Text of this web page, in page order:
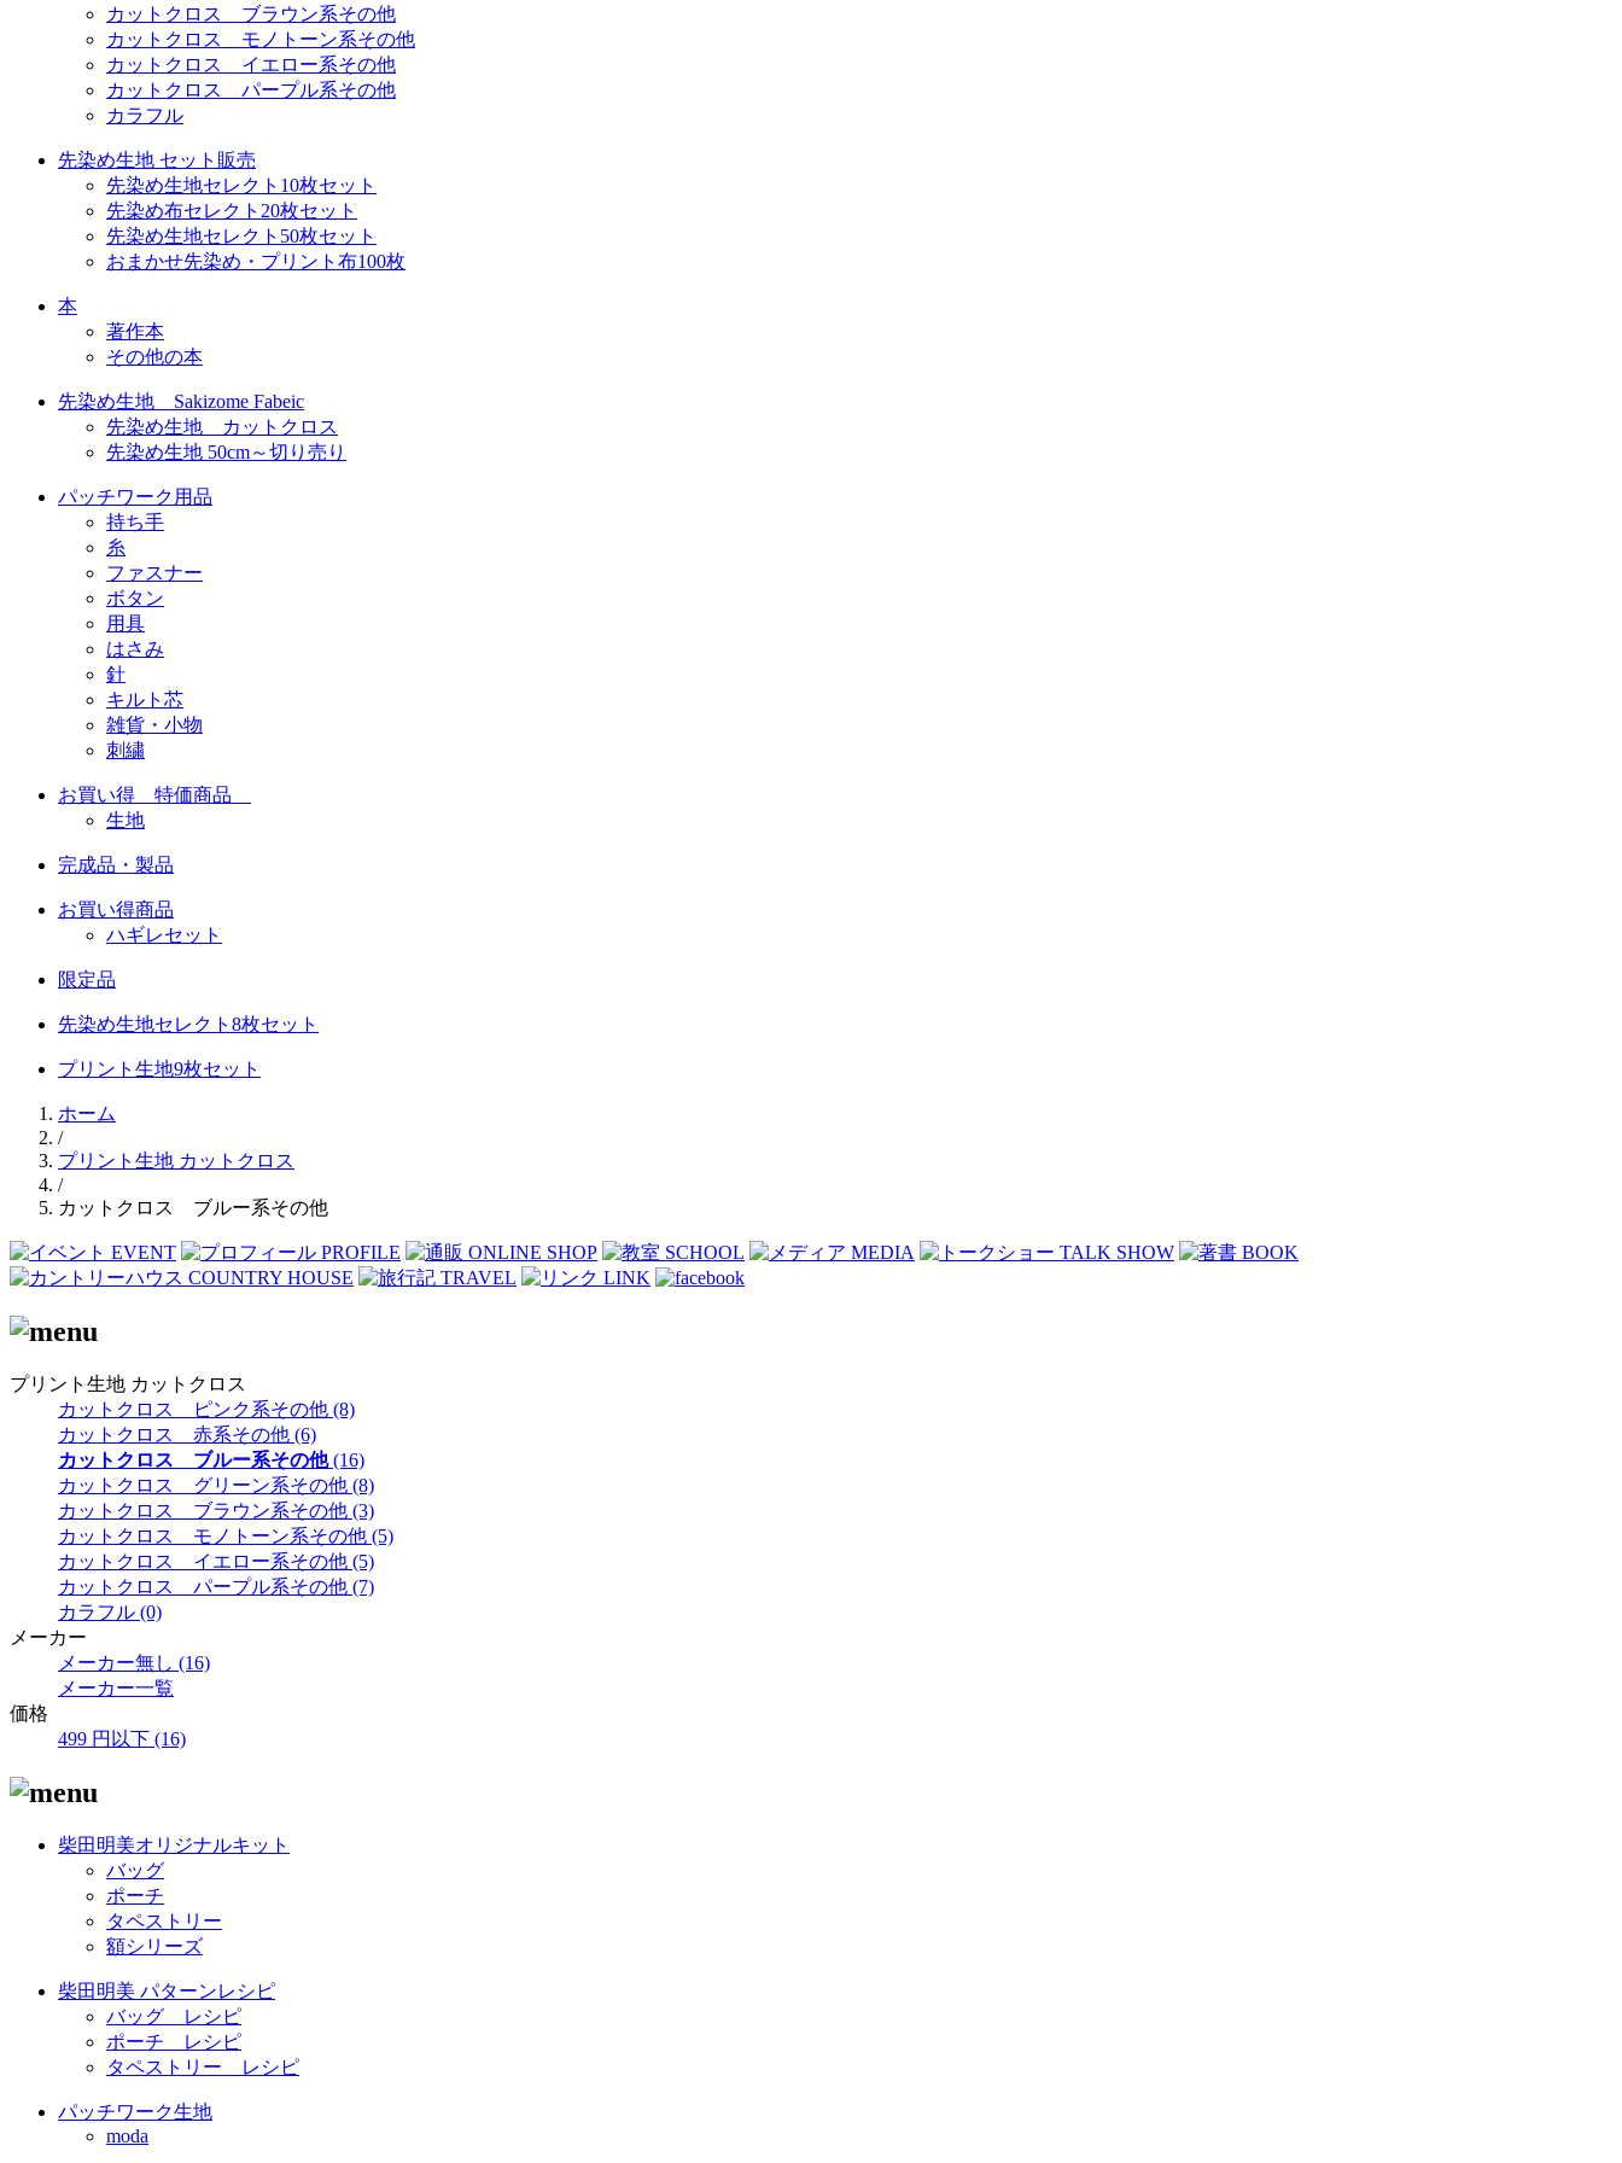
カットクロス ブラウン系その他
カットクロス モノトーン系その他
カットクロス イエロー系その他
カットクロス パープル系その他
カラフル
先染め生地 セット販売
先染め生地セレクト10枚セット
先染め布セレクト20枚セット
先染め生地セレクト50枚セット
おまかせ先染め・プリント布100枚
本
著作本
その他の本
先染め生地 Sakizome Fabeic
先染め生地 カットクロス
先染め生地 50cm～切り売り
パッチワーク用品
持ち手
糸
ファスナー
ボタン
用具
はさみ
針
キルト芯
雑貨・小物
刺繍
お買い得 特価商品
生地
完成品・製品
お買い得商品
ハギレセット
限定品
先染め生地セレクト8枚セット
プリント生地9枚セット
ホーム
/
プリント生地 カットクロス
/
カットクロス ブルー系その他
プリント生地 カットクロス
カットクロス ピンク系その他 (8)
カットクロス 赤系その他 (6)
カットクロス ブルー系その他(16)
カットクロス グリーン系その他 (8)
カットクロス ブラウン系その他 (3)
カットクロス モノトーン系その他 (5)
カットクロス イエロー系その他 (5)
カットクロス パープル系その他 (7)
カラフル (0)
メーカー
メーカー無し (16)
メーカー一覧
価格
499 円以下 (16)
柴田明美オリジナルキット
バッグ
ポーチ
タペストリー
額シリーズ
柴田明美 パターンレシピ
バッグ レシピ
ポーチ レシピ
タペストリー レシピ
パッチワーク生地
moda